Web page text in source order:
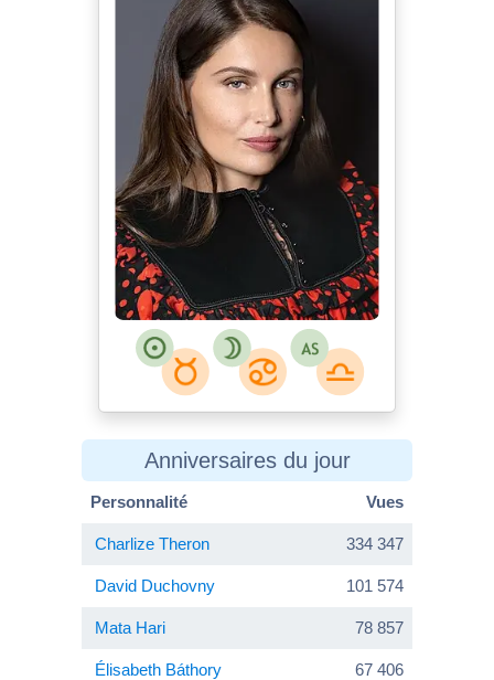
Anniversaires du jour
Personnalité Vues
Charlize Theron 334 347
David Duchovny 101 574
Mata Hari 78 857
Élisabeth Báthory 67 406